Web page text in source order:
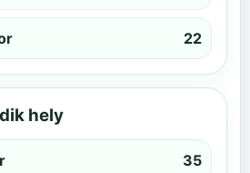
22
hely
35